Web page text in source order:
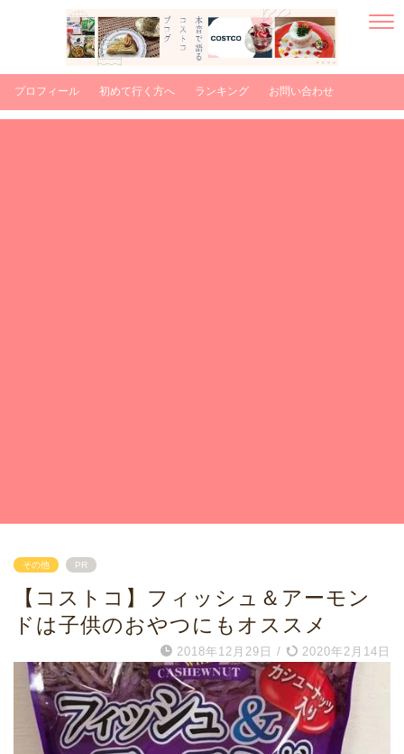
プロフィール 初めて行く方へ ランキング お問い合わせ
その他 PR
【コストコ】フィッシュ＆アーモン
ドは子供のおやつにもオススメ
2018年12月29日 / 2020年2月14日